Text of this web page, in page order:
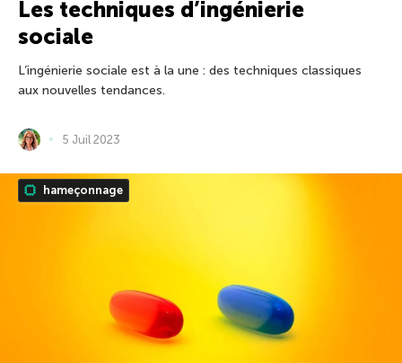
Les techniques d’ingénierie
sociale
L’ingénierie sociale est à la une : des techniques classiques
aux nouvelles tendances.
5 Juil 2023
hameçonnage